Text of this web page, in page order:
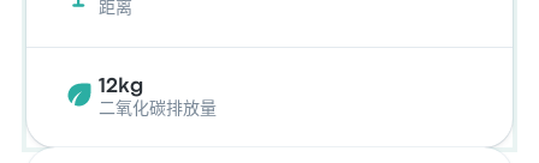
距离
12kg
二氧化碳排放量